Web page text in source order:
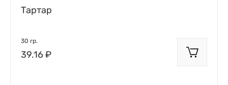
Тартар
30 гр.
39.16 ₽